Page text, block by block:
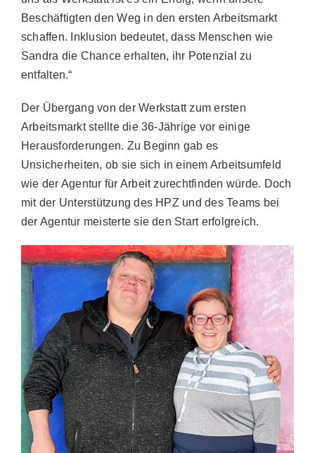
Beschäftigten den Weg in den ersten Arbeitsmarkt
schaffen. Inklusion bedeutet, dass Menschen wie
Sandra die Chance erhalten, ihr Potenzial zu
entfalten.“
Der Übergang von der Werkstatt zum ersten
Arbeitsmarkt stellte die 36-Jährige vor einige
Herausforderungen. Zu Beginn gab es
Unsicherheiten, ob sie sich in einem Arbeitsumfeld
wie der Agentur für Arbeit zurechtfinden würde. Doch
mit der Unterstützung des HPZ und des Teams bei
der Agentur meisterte sie den Start erfolgreich.